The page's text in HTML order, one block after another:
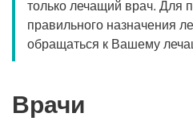
только лечащий врач. Для
правильного назначения
обращаться к Вашему
Врачи